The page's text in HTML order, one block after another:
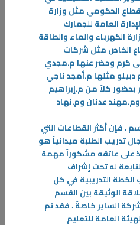
الحكومي مثل وزارة
العامة للجمارك
الكهرباء والماء والطاقة
الخاص مثل شركات
كرم وحضر عنها م.مجدي
دبيلو مثلها م.أمجد ناجي
بحضور كلاً من م.إبراهيم
عدنان وم.نهاد
، فإن أكثر القطاعات التي
تدريب الطلبة ميدانياً هو
على عاتقه مشكوراً مهمة
له تحت إشراف
التدريبية في كل
الوثيقة بين القسم
الساير خاصةً ، فقد تم
العامة للتعليم